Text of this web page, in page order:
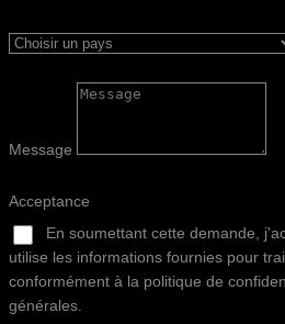
Message
Acceptance
En soumettant cette demande,
utilise les informations fournies pour
conformément à la politique de
générales.